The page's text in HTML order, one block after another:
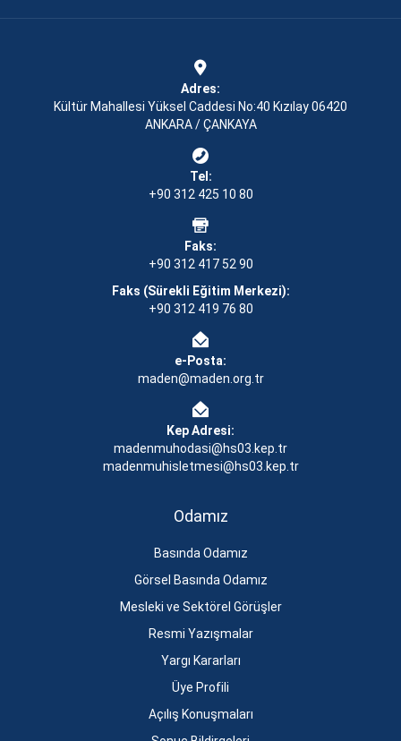
Adres:
Kültür Mahallesi Yüksel Caddesi No:40 Kızılay 06420
ANKARA / ÇANKAYA
Tel:
+90 312 425 10 80
Faks:
+90 312 417 52 90
Faks (Sürekli Eğitim Merkezi):
+90 312 419 76 80
e-Posta:
maden@maden.org.tr
Kep Adresi:
madenmuhodasi@hs03.kep.tr
madenmuhisletmesi@hs03.kep.tr
Odamız
Basında Odamız
Görsel Basında Odamız
Mesleki ve Sektörel Görüşler
Resmi Yazışmalar
Yargı Kararları
Üye Profili
Açılış Konuşmaları